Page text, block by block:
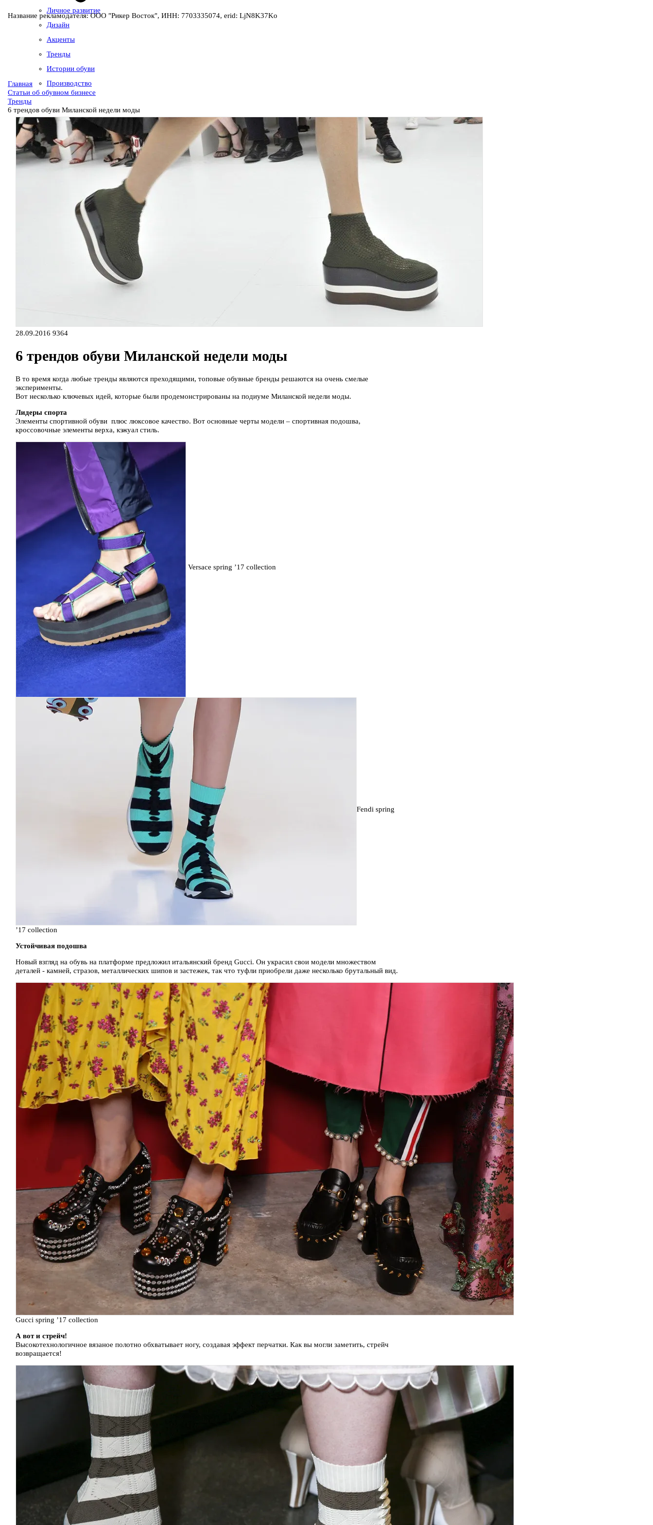
Личное развитие
Дизайн
Акценты
Тренды
Истории обуви
Производство
Название рекламодателя: ООО "Рикер Восток", ИНН: 7703335074, erid: LjN8K37Ko
Главная
Статьи об обувном бизнесе
Тренды
6 трендов обуви Миланской недели моды
28.09.2016 9364
6 трендов обуви Миланской недели моды
В то время когда любые тренды являются преходящими, топовые обувные бренды решаются на очень смелые
эксперименты.
Вот несколько ключевых идей, которые были продемонстрированы на подиуме Миланской недели моды.
Лидеры спорта
Элементы спортивной обуви плюс люксовое качество. Вот основные черты модели – спортивная подошва,
кроссовочные элементы верха, кэжуал стиль.
Versace spring ’17 collection
Fendi spring
’17 collection
Устойчивая подошва
Новый взгляд на обувь на платформе предложил итальянский бренд Gucci. Он украсил свои модели множеством
деталей - камней, стразов, металлических шипов и застежек, так что туфли приобрели даже несколько брутальный вид.
Gucci spring ’17 collection
А вот и стрейч!
Высокотехнологичное вязаное полотно обхватывает ногу, создавая эффект перчатки. Как вы могли заметить, стрейч
возвращается!